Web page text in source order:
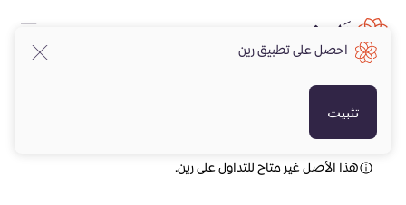
هذا الأصل غير متاح للتداول على رين.
احصل على تطبيق رين
تثبيت